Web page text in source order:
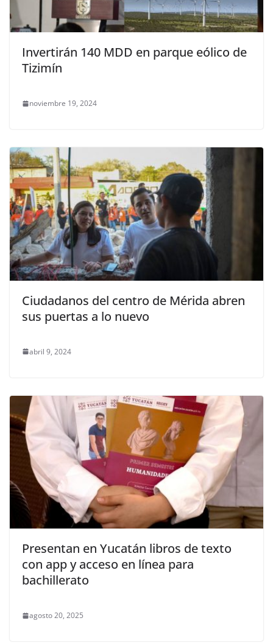
Invertirán 140 MDD en parque eólico de
Tizimín
noviembre 19, 2024
Ciudadanos del centro de Mérida abren
sus puertas a lo nuevo
abril 9, 2024
Presentan en Yucatán libros de texto
con app y acceso en línea para
bachillerato
agosto 20, 2025